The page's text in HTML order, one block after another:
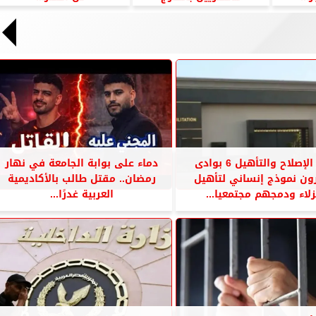
دماء على بوابة الجامعة في نهار
رمضان.. مقتل طالب بالأكاديمية
العربية غدرًا...
مركز الإصلاح والتأهيل 6 بوادى
نموذج إنساني لتأهيل
ودمجهم مجتمعيا...
سبعة مشاريع لفنانين عرب بدعم من
المورد الثقافي في ”صنع بسحرك”
سبعة مشاريع لفنانين عرب بدعم من